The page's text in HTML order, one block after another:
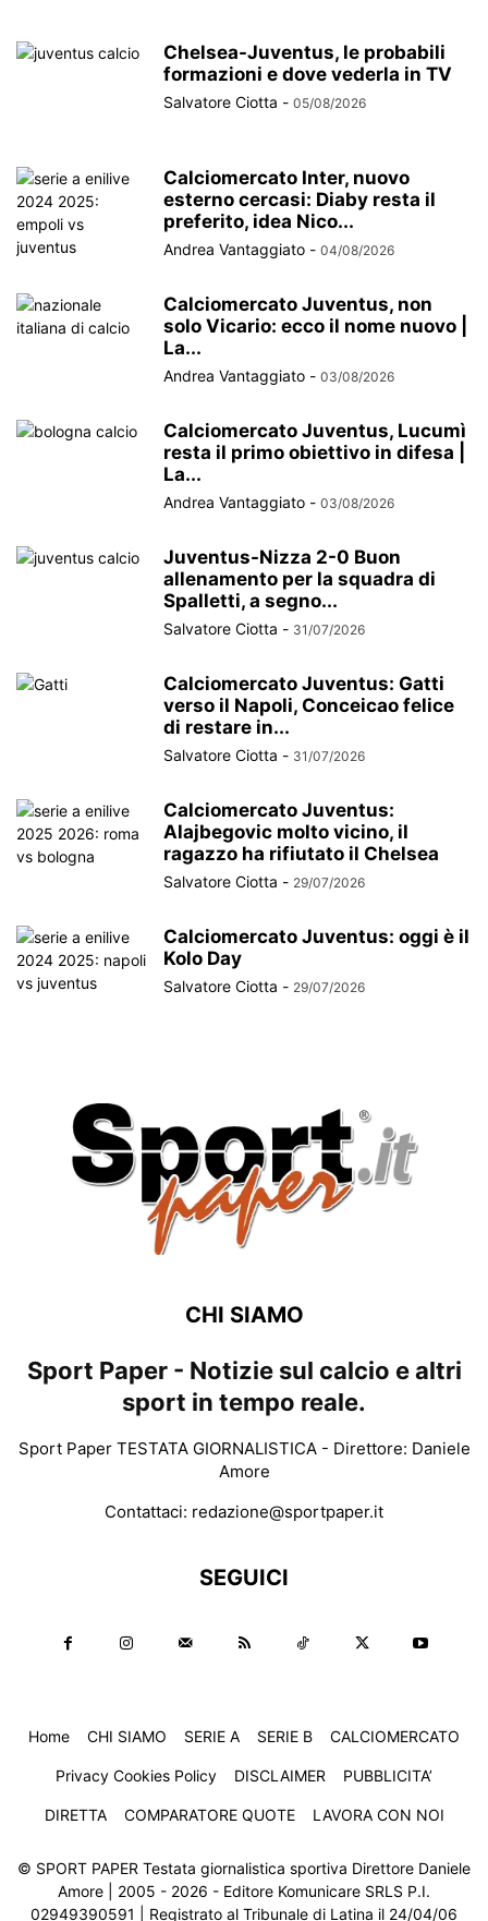
Chelsea-Juventus, le probabili
formazioni e dove vederla in TV
Salvatore Ciotta - 05/08/2026
Calciomercato Inter, nuovo
esterno cercasi: Diaby resta il
preferito, idea Nico...
Andrea Vantaggiato - 04/08/2026
Calciomercato Juventus, non
solo Vicario: ecco il nome nuovo |
La...
Andrea Vantaggiato - 03/08/2026
Calciomercato Juventus, Lucumì
resta il primo obiettivo in difesa |
La...
Andrea Vantaggiato - 03/08/2026
Juventus-Nizza 2-0 Buon
allenamento per la squadra di
Spalletti, a segno...
Salvatore Ciotta - 31/07/2026
Calciomercato Juventus: Gatti
verso il Napoli, Conceicao felice
di restare in...
Salvatore Ciotta - 31/07/2026
Calciomercato Juventus:
Alajbegovic molto vicino, il
ragazzo ha rifiutato il Chelsea
Salvatore Ciotta - 29/07/2026
Calciomercato Juventus: oggi è il
Kolo Day
Salvatore Ciotta - 29/07/2026
CHI SIAMO
Sport Paper - Notizie sul calcio e altri
sport in tempo reale.
Sport Paper TESTATA GIORNALISTICA - Direttore: Daniele
Amore
Contattaci: redazione@sportpaper.it
SEGUICI
Home CHI SIAMO SERIE A SERIE B CALCIOMERCATO
Privacy Cookies Policy DISCLAIMER PUBBLICITA’
DIRETTA COMPARATORE QUOTE LAVORA CON NOI
© SPORT PAPER Testata giornalistica sportiva Direttore Daniele
Amore | 2005 - 2026 - Editore Komunicare SRLS P.I.
02949390591 | Registrato al Tribunale di Latina il 24/04/06